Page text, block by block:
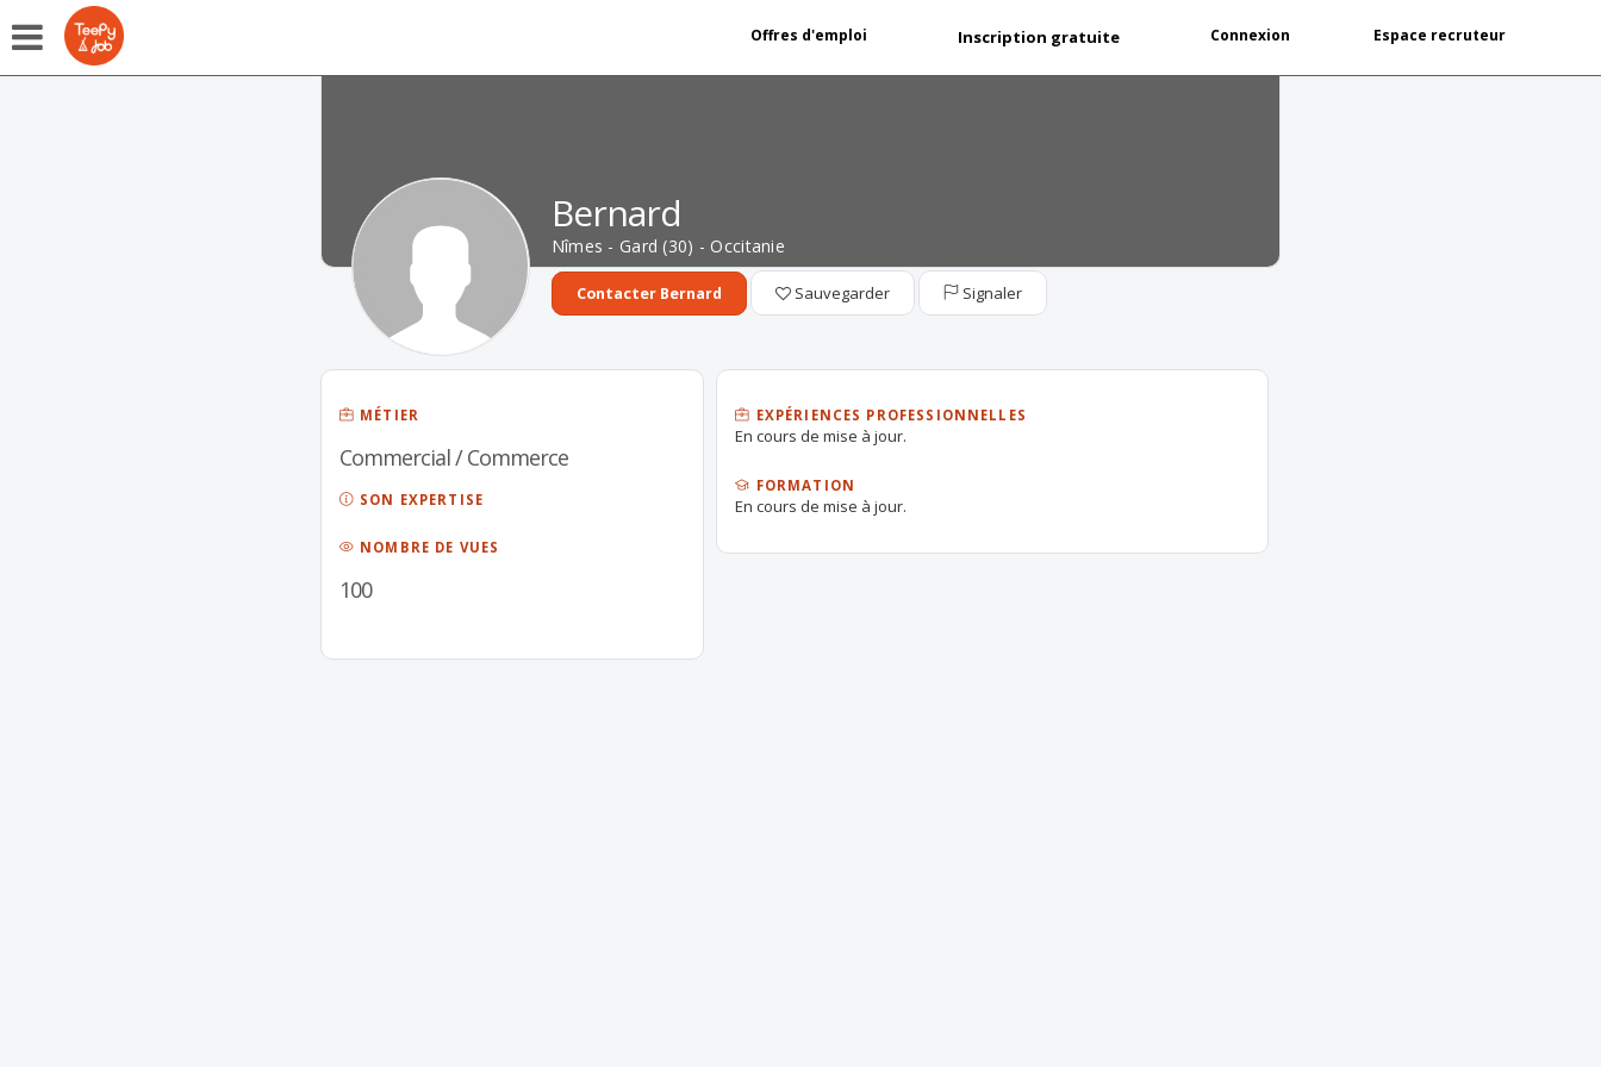
Offres d'emploi Inscription gratuite Connexion Espace recruteur
Bernard
Nîmes - Gard (30) - Occitanie
Contacter Bernard Sauvegarder Signaler
MÉTIER
Commercial / Commerce
SON EXPERTISE
NOMBRE DE VUES
100
EXPÉRIENCES PROFESSIONNELLES
En cours de mise à jour.
FORMATION
En cours de mise à jour.